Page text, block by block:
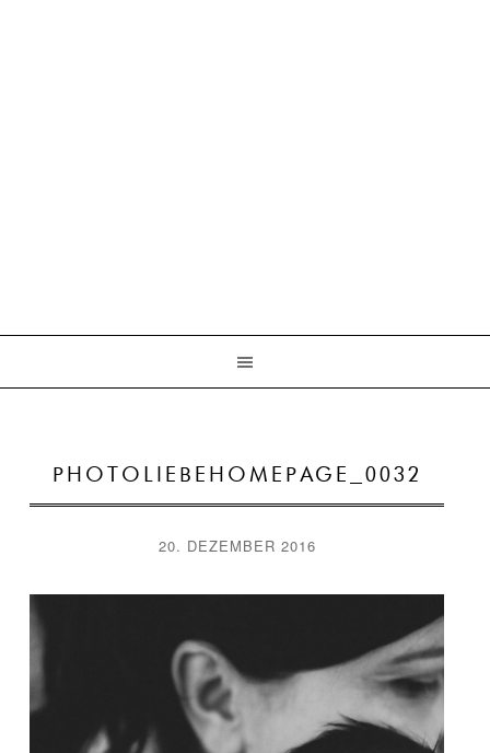
PHOTOLIEBEHOMEPAGE_0032
20. DEZEMBER 2016